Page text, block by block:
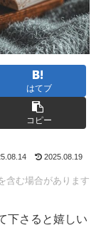
はてブ
コピー
2025.08.19
含む場合があります
下さると嬉しい